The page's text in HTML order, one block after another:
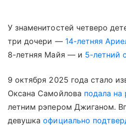
У знаменитостей четверо
три дочери — 14-летняя
8-летняя Майя — и 5-летний
9 октября 2025 года стало
Оксана Самойлова подала
летним рэпером Джиганом.
девушкаофициально